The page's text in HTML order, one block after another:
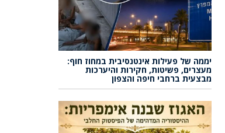
יממה של פעילות אינטנסיבית במחוז חוף:
מעצרים, פשיטות, חקירות והיערכות
מבצעית ברחבי חיפה והצפון